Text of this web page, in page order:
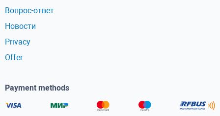
Вопрос-ответ
Новости
Privacy
Offer
Payment methods